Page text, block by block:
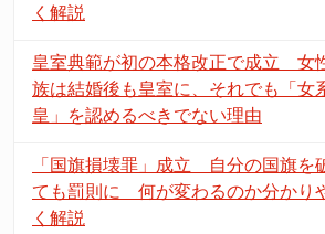
く解説
皇室典範が初の本格改正で成立 女
族は結婚後も皇室に、それでも「女
皇」を認めるべきでない理由
「国旗損壊罪」成立 自分の国旗を
ても罰則に 何が変わるのか分かり
く解説